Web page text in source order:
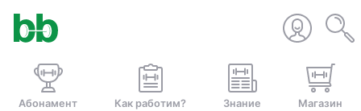
Абонамент Как работим? Знание Магазин